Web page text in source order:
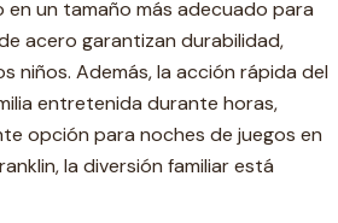
en un tamaño más adecuado para
acero garantizan durabilidad,
niños. Además, la acción rápida del
entretenida durante horas,
opción para noches de juegos en
la diversión familiar está